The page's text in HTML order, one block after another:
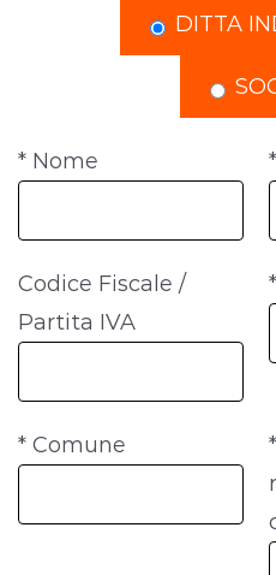
DITTA
* Nome
Codice Fiscale /
Partita IVA
* Comune